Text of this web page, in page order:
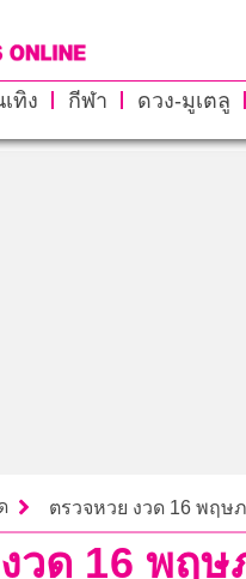
ทิง กีฬา ดวง-มูเตลู
ตรวจหวย งวด 16 พฤษ
วด 16 พฤษ